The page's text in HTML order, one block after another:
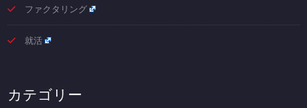
ファクタリング
就活
カテゴリー